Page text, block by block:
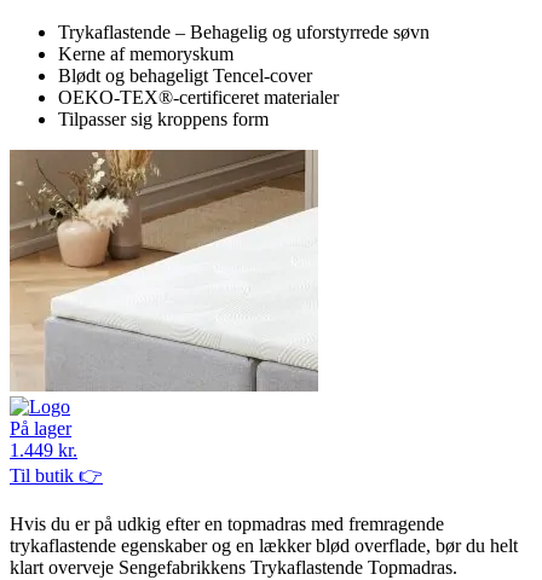
Trykaflastende – Behagelig og uforstyrrede søvn
Kerne af memoryskum
Blødt og behageligt Tencel-cover
OEKO-TEX®-certificeret materialer
Tilpasser sig kroppens form
På lager
1.449 kr.
Til butik 👉
Hvis du er på udkig efter en topmadras med fremragende
trykaflastende egenskaber og en lækker blød overflade, bør du helt
klart overveje Sengefabrikkens Trykaflastende Topmadras.